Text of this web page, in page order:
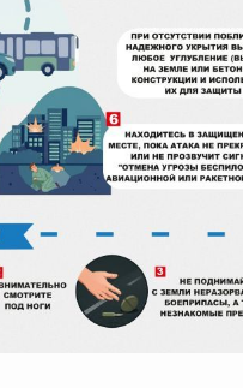
Избирательная
Гостям Городского